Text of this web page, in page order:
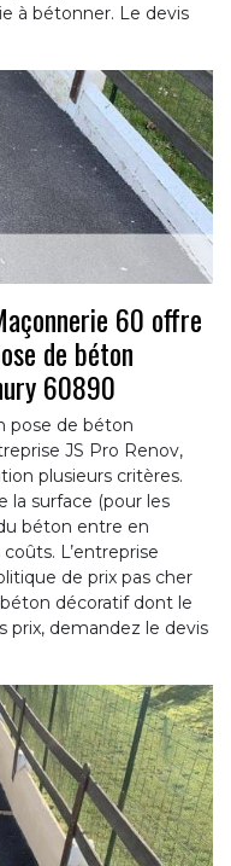
à bétonner. Le devis
60 offre
de béton
60890
pose de béton
JS Pro Renov,
plusieurs critères.
la surface (pour les
béton entre en
L’entreprise
de prix pas cher
décoratif dont le
prix, demandez le devis